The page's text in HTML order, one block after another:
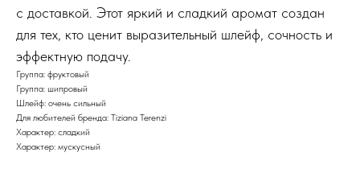
с доставкой. Этот яркий и сладкий аромат создан
для тех, кто ценит выразительный шлейф, сочность и
эффектную подачу.
Группа: фруктовый
Группа: шипровый
Шлейф: очень сильный
Для любителей бренда: Tiziana Terenzi
Характер: сладкий
Характер: мускусный